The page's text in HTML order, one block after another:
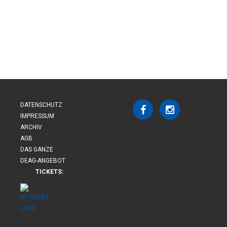
DATENSCHUTZ
IMPRESSUM
ARCHIV
AGB
DAS GANZE
DEAG-ANGEBOT
TICKETS: